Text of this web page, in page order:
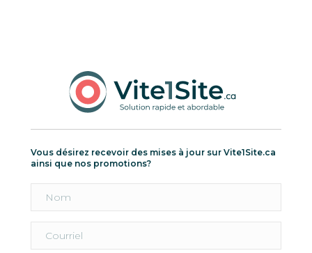
Vous désirez recevoir des mises à jour sur Vite1Site.ca
ainsi que nos promotions?